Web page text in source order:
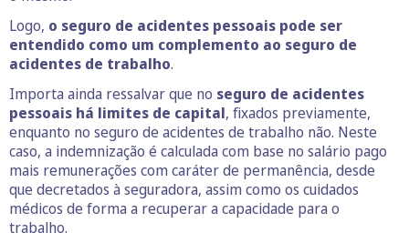
Logo, o seguro de acidentes pessoais pode ser
entendido como um complemento ao seguro de
acidentes de trabalho.
Importa ainda ressalvar que no seguro de acidentes
pessoais há limites de capital, fixados previamente,
enquanto no seguro de acidentes de trabalho não. Neste
caso, a indemnização é calculada com base no salário pago
mais remunerações com caráter de permanência, desde
que decretados à seguradora, assim como os cuidados
médicos de forma a recuperar a capacidade para o
trabalho.